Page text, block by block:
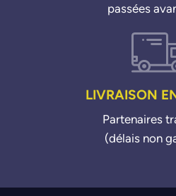
passées
LIVRAISON
Partenaires
(délais non